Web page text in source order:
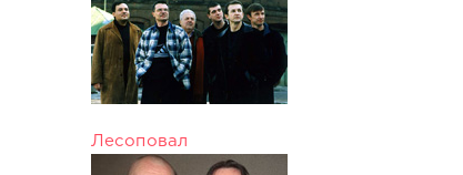
Лесоповал